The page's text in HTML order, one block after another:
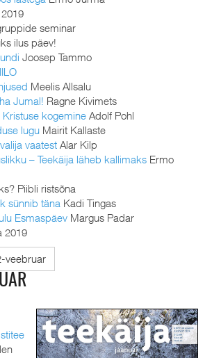
seminar
ilus päev!
Joosep Tammo
Meelis Allsalu
Jumal! Ragne Kivimets
Kristuse kogemine Adolf Pohl
lugu Mairit Kallaste
vaatest Alar Kilp
– Teekäija läheb kallimaks Ermo
Piibli ristsõna
sünnib täna Kadi Tingas
Esmaspäev Margus Padar
2019
veebruar